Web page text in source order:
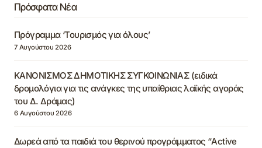
Πρόσφατα Νέα
Πρόγραμμα ‘Τουρισμός για όλους’
7 Αυγούστου 2026
ΚΑΝΟΝΙΣΜΟΣ ΔΗΜΟΤΙΚΗΣ ΣΥΓΚΟΙΝΩΝΙΑΣ (ειδικά
δρομολόγια για τις ανάγκες της υπαίθριας λαϊκής αγοράς
του Δ. Δράμας)
6 Αυγούστου 2026
Δωρεά από τα παιδιά του θερινού προγράμματος “Active